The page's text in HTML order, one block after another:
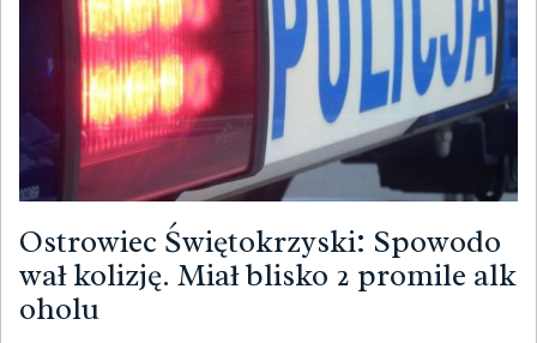
Ostrowiec Świętokrzyski: Spowodo
wał kolizję. Miał blisko 2 promile alk
oholu